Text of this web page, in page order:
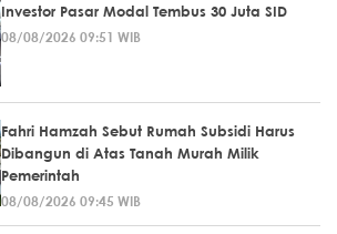
Investor Pasar Modal Tembus 30 Juta SID
08/08/2026 09:51 WIB
Fahri Hamzah Sebut Rumah Subsidi Harus
Dibangun di Atas Tanah Murah Milik
Pemerintah
08/08/2026 09:45 WIB